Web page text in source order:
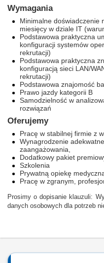
Wymagania
Minimalne doświadczenie
miesięcy w dziale IT
Podstawowa praktyczna
konfiguracji systemów
rekrutacji)
Podstawowa praktyczna
konfiguracją sieci LAN/
rekrutacji)
Podstawowa znajomość
Prawo jazdy kategorii B
Samodzielność w
rozwiązań
Oferujemy
Pracę w stabilnej firmie z
Wynagrodzenie
zaangażowania,
Dodatkowy pakiet
Szkolenia
Prywatną opiekę
Pracę w zgranym,
Prosimy o dopisanie klauzuli:
danych osobowych dla potrzeb